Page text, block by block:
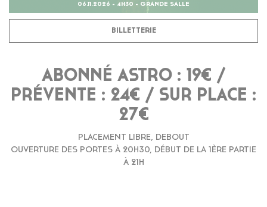
06.11.2026 - 4H30 - GRANDE SALLE
BILLETTERIE
ABONNÉ ASTRO : 19€ /
PRÉVENTE : 24€ / SUR PLACE :
27€
PLACEMENT LIBRE, DEBOUT
OUVERTURE DES PORTES À 20H30, DÉBUT DE LA 1ÈRE PARTIE
À 21H